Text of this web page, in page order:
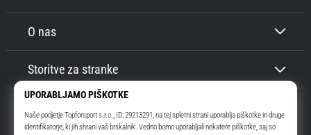
O nas
Storitve za stranke